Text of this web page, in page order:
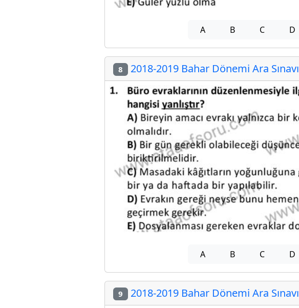
A B C D
8 2018-2019 Bahar Dönemi Ara Sınavı
A B C D
9 2018-2019 Bahar Dönemi Ara Sınavı